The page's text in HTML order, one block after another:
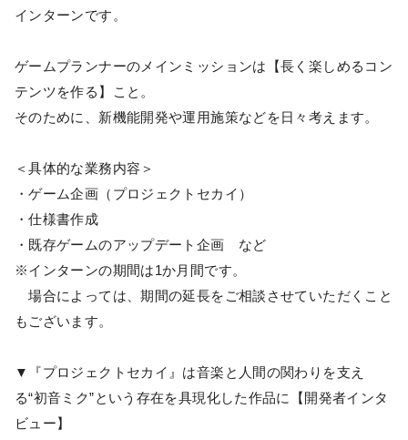
インターンです。
ゲームプランナーのメインミッションは【長く楽しめるコン
テンツを作る】こと。
そのために、新機能開発や運用施策などを日々考えます。
＜具体的な業務内容＞
・ゲーム企画（プロジェクトセカイ）
・仕様書作成
・既存ゲームのアップデート企画 など
※インターンの期間は1か月間です。
場合によっては、期間の延長をご相談させていただくこと
もございます。
▼『プロジェクトセカイ』は音楽と人間の関わりを支え
る“初音ミク”という存在を具現化した作品に【開発者インタ
ビュー】